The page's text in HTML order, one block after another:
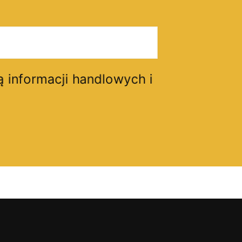
informacji handlowych i